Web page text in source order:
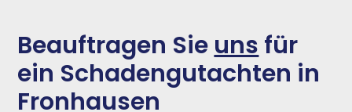
Beauftragen Sie uns für
ein Schadengutachten in
Fronhausen